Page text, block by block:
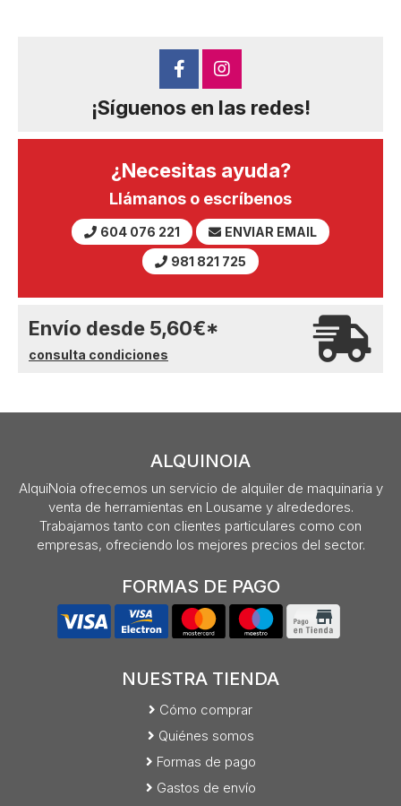
¡Síguenos en las redes!
¿Necesitas ayuda?
Llámanos o escríbenos
604 076 221
ENVIAR EMAIL
981 821 725
Envío desde 5,60€*
consulta condiciones
ALQUINOIA
AlquiNoia ofrecemos un servicio de alquiler de maquinaria y
venta de herramientas en Lousame y alrededores.
Trabajamos tanto con clientes particulares como con
empresas, ofreciendo los mejores precios del sector.
FORMAS DE PAGO
NUESTRA TIENDA
Cómo comprar
Quiénes somos
Formas de pago
Gastos de envío